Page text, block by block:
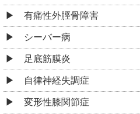
有痛性外脛骨障害
シーバー病
足底筋膜炎
自律神経失調症
変形性膝関節症